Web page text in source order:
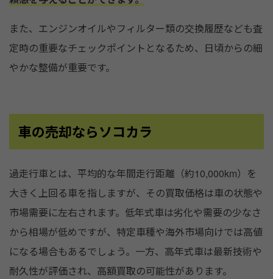
また、エンジンオイルやフィルター類の交換履歴なども査
定時の重要なチェックポイントとなるため、日頃からの細
やかな整備が重要です。
車の売却ならソコカラ
過走行車とは、平均的な年間走行距離（約10,000km）を
大きく上回る車を指しますが、その買取価格は車の状態や
市場需要に左右されます。低年式車は劣化や需要の少なさ
から相場が低めですが、特定車種や海外市場向けでは高値
になる場合もあるでしょう。一方、高年式車は最新技術や
耐久性が評価され、高額買取の可能性があります。